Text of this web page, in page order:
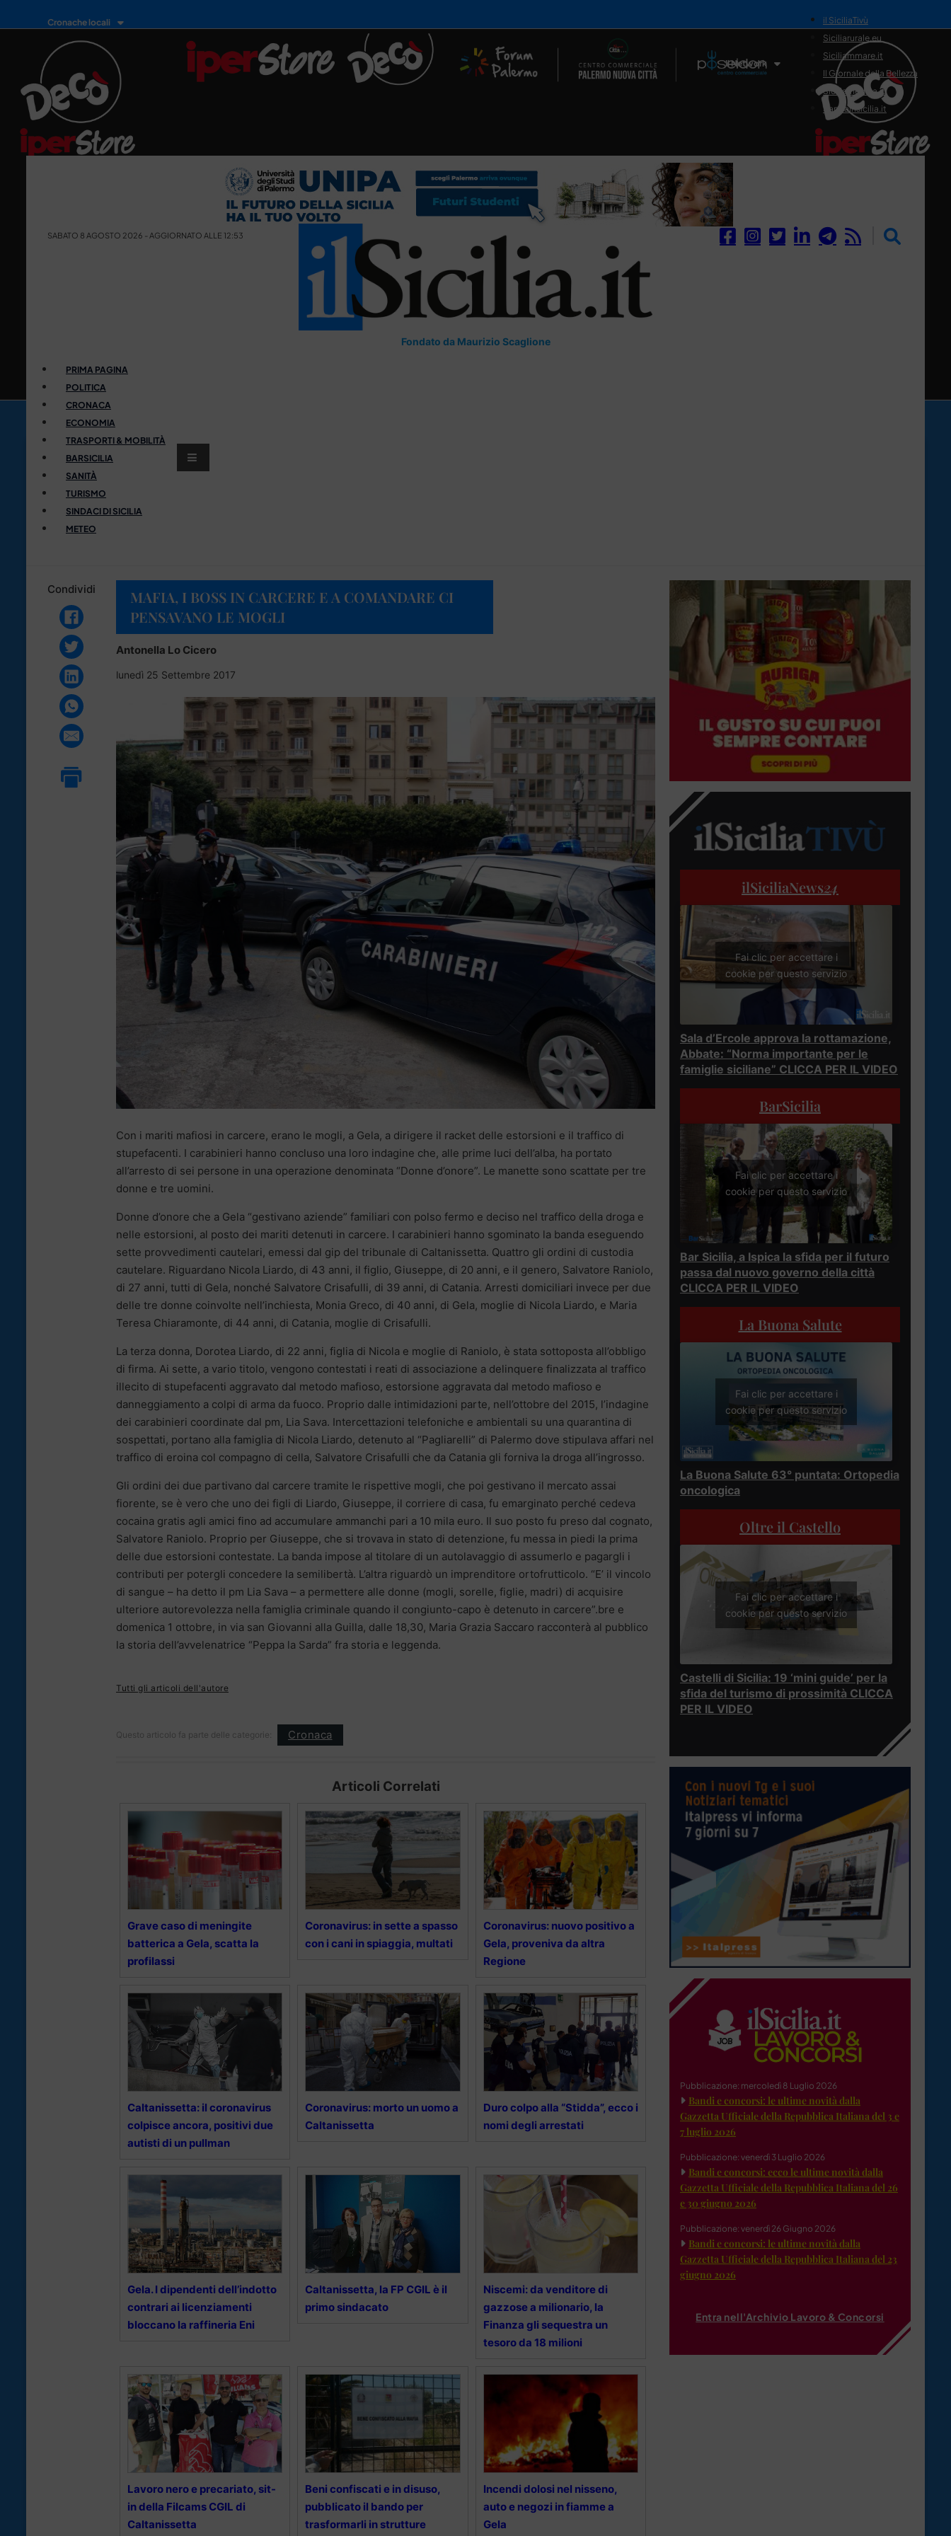
Cronache locali
Il Network
il SiciliaTivù
Siciliarurale.eu
Siciliammare.it
Il Giornale della Bellezza
Siciliamedica.it
Sanitainsicilia.it
SABATO 8 AGOSTO 2026 - AGGIORNATO ALLE 12:53
Fondato da Maurizio Scaglione
PRIMA PAGINA
POLITICA
CRONACA
ECONOMIA
TRASPORTI & MOBILITÀ
BARSICILIA
SANITÀ
TURISMO
SINDACI DI SICILIA
METEO
Condividi
MAFIA, I BOSS IN CARCERE E A COMANDARE CI
PENSAVANO LE MOGLI
Antonella Lo Cicero
lunedì 25 Settembre 2017
Con i mariti mafiosi in carcere, erano le mogli, a Gela, a dirigere il racket delle estorsioni e il traffico di
stupefacenti. I carabinieri hanno concluso una loro indagine che, alle prime luci dell’alba, ha portato
all’arresto di sei persone in una operazione denominata “Donne d’onore”. Le manette sono scattate per tre
donne e tre uomini.
Donne d’onore che a Gela “gestivano aziende” familiari con polso fermo e deciso nel traffico della droga e
nelle estorsioni, al posto dei mariti detenuti in carcere. I carabinieri hanno sgominato la banda eseguendo
sette provvedimenti cautelari, emessi dal gip del tribunale di Caltanissetta. Quattro gli ordini di custodia
cautelare. Riguardano Nicola Liardo, di 43 anni, il figlio, Giuseppe, di 20 anni, e il genero, Salvatore Raniolo,
di 27 anni, tutti di Gela, nonché Salvatore Crisafulli, di 39 anni, di Catania. Arresti domiciliari invece per due
delle tre donne coinvolte nell’inchiesta, Monia Greco, di 40 anni, di Gela, moglie di Nicola Liardo, e Maria
Teresa Chiaramonte, di 44 anni, di Catania, moglie di Crisafulli.
La terza donna, Dorotea Liardo, di 22 anni, figlia di Nicola e moglie di Raniolo, è stata sottoposta all’obbligo
di firma. Ai sette, a vario titolo, vengono contestati i reati di associazione a delinquere finalizzata al traffico
illecito di stupefacenti aggravato dal metodo mafioso, estorsione aggravata dal metodo mafioso e
danneggiamento a colpi di arma da fuoco. Proprio dalle intimidazioni parte, nell’ottobre del 2015, l’indagine
dei carabinieri coordinate dal pm, Lia Sava. Intercettazioni telefoniche e ambientali su una quarantina di
sospettati, portano alla famiglia di Nicola Liardo, detenuto al “Pagliarelli” di Palermo dove stipulava affari nel
traffico di eroina col compagno di cella, Salvatore Crisafulli che da Catania gli forniva la droga all’ingrosso.
Gli ordini dei due partivano dal carcere tramite le rispettive mogli, che poi gestivano il mercato assai
fiorente, se è vero che uno dei figli di Liardo, Giuseppe, il corriere di casa, fu emarginato perché cedeva
cocaina gratis agli amici fino ad accumulare ammanchi pari a 10 mila euro. Il suo posto fu preso dal cognato,
Salvatore Raniolo. Proprio per Giuseppe, che si trovava in stato di detenzione, fu messa in piedi la prima
delle due estorsioni contestate. La banda impose al titolare di un autolavaggio di assumerlo e pagargli i
contributi per potergli concedere la semilibertà. L’altra riguardò un imprenditore ortofrutticolo. “E’ il vincolo
di sangue – ha detto il pm Lia Sava – a permettere alle donne (mogli, sorelle, figlie, madri) di acquisire
ulteriore autorevolezza nella famiglia criminale quando il congiunto-capo è detenuto in carcere”.bre e
domenica 1 ottobre, in via san Giovanni alla Guilla, dalle 18,30, Maria Grazia Saccaro racconterà al pubblico
la storia dell’avvelenatrice “Peppa la Sarda” fra storia e leggenda.
Tutti gli articoli dell'autore
Questo articolo fa parte delle categorie: Cronaca
Articoli Correlati
Grave caso di meningite
batterica a Gela, scatta la
profilassi
Coronavirus: in sette a spasso
con i cani in spiaggia, multati
Coronavirus: nuovo positivo a
Gela, proveniva da altra
Regione
Caltanissetta: il coronavirus
colpisce ancora, positivi due
autisti di un pullman
Coronavirus: morto un uomo a
Caltanissetta
Duro colpo alla “Stidda”, ecco i
nomi degli arrestati
Gela. I dipendenti dell’indotto
contrari ai licenziamenti
bloccano la raffineria Eni
Caltanissetta, la FP CGIL è il
primo sindacato
Niscemi: da venditore di
gazzose a milionario, la
Finanza gli sequestra un
tesoro da 18 milioni
Lavoro nero e precariato, sit-
in della Filcams CGIL di
Caltanissetta
Beni confiscati e in disuso,
pubblicato il bando per
trasformarli in strutture
Incendi dolosi nel nisseno,
auto e negozi in fiamme a
Gela
ilSiciliaNews24
Fai clic per accettare i
cookie per questo servizio
Sala d’Ercole approva la rottamazione,
Abbate: “Norma importante per le
famiglie siciliane” CLICCA PER IL VIDEO
BarSicilia
Fai clic per accettare i
cookie per questo servizio
Bar Sicilia, a Ispica la sfida per il futuro
passa dal nuovo governo della città
CLICCA PER IL VIDEO
La Buona Salute
Fai clic per accettare i
cookie per questo servizio
La Buona Salute 63° puntata: Ortopedia
oncologica
Oltre il Castello
Fai clic per accettare i
cookie per questo servizio
Castelli di Sicilia: 19 ‘mini guide’ per la
sfida del turismo di prossimità CLICCA
PER IL VIDEO
Pubblicazione: mercoledì 8 Luglio 2026
Bandi e concorsi: le ultime novità dalla
Gazzetta Ufficiale della Repubblica Italiana del 3 e
7 luglio 2026
Pubblicazione: venerdì 3 Luglio 2026
Bandi e concorsi: ecco le ultime novità dalla
Gazzetta Ufficiale della Repubblica Italiana del 26
e 30 giugno 2026
Pubblicazione: venerdì 26 Giugno 2026
Bandi e concorsi: le ultime novità dalla
Gazzetta Ufficiale della Repubblica Italiana del 23
giugno 2026
Entra nell'Archivio Lavoro & Concorsi